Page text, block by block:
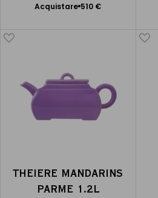
Acquistare 510 €
Aggiungere
THEIERE MANDARINS
PARME 1.2L